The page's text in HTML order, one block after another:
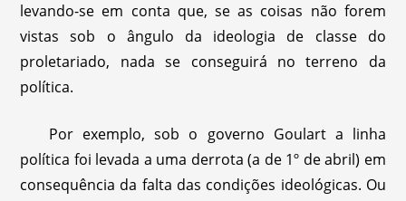
levando-se em conta que, se as coisas não forem
vistas sob o ângulo da ideologia de classe do
proletariado, nada se conseguirá no terreno da
política.
Por exemplo, sob o governo Goulart a linha
política foi levada a uma derrota (a de 1º de abril) em
consequência da falta das condições ideológicas. Ou